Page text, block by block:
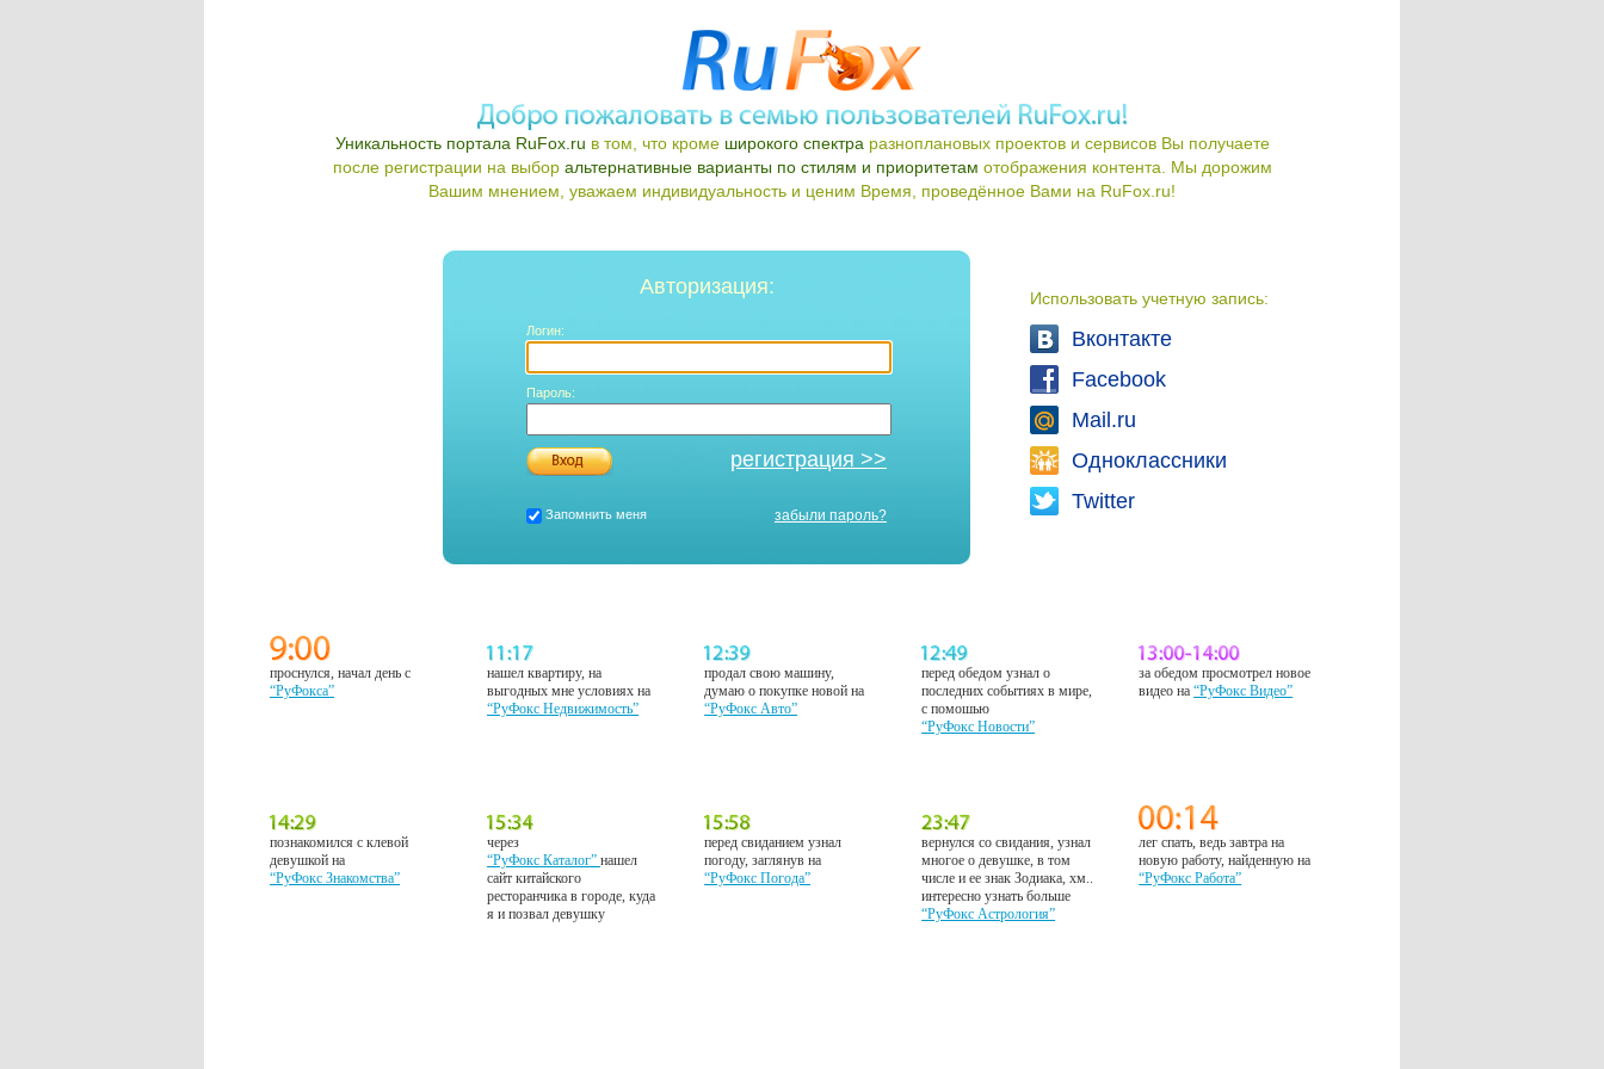
Уникальность портала RuFox.ru в том, что кроме широкого спектра разноплановых проектов и сервисов Вы получаете
после регистрации на выбор альтернативные варианты по стилям и приоритетам отображения контента. Мы дорожим
Вашим мнением, уважаем индивидуальность и ценим Время, проведённое Вами на RuFox.ru!
Использовать учетную запись:
Вконтакте
Facebook
Mail.ru
Одноклассники
Twitter
Авторизация:
Логин:
Пароль:
регистрация >>
Запомнить меня забыли пароль?
проснулся, начал день с
“РуФокса”
нашел квартиру, на
выгодных мне условиях на
“РуФокс Недвижимость”
продал свою машину,
думаю о покупке новой на
“РуФокс Авто”
перед обедом узнал о
последних событиях в мире,
с помошью
“РуФокс Новости”
за обедом просмотрел новое
видео на“РуФокс Видео”
познакомился с клевой
девушкой на
“РуФокс Знакомства”
через
“РуФокс Каталог”нашел
сайт китайского
ресторанчика в городе, куда
я и позвал девушку
перед свиданием узнал
погоду, заглянув на
“РуФокс Погода”
вернулся со свидания, узнал
многое о девушке, в том
числе и ее знак Зодиака, хм..
интересно узнать больше
“РуФокс Астрология”
лег спать, ведь завтра на
новую работу, найденную на
“РуФокс Работа”